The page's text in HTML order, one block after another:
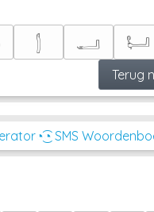
𓂭 𓂝 𓂡
Terug
◔͜͡◔ SMS